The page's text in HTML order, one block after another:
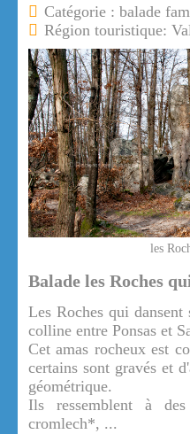
Catégorie : balade
Région touristique:
les
Balade les Roches
Les Roches qui dansent
colline entre Ponsas et
Cet amas rocheux est
certains sont gravés et
géométrique.
Ils ressemblent à
cromlech*, ...